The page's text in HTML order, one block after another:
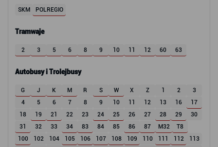
SKM POLREGIO
Tramwaje
2 3 5 6 8 9 10 11 12 60 63
Autobusy i Trolejbusy
G J K M R S W X Z 1 2
3
4
5 6 7 8 9 10 11 12 13 16
17
18
19 21 22 23 24 25 26 27 28 29
30
31
32 33 34 83 84 85 86 87 M32
T8
100
102 104 105 106 107 108 109 110 111 112
113